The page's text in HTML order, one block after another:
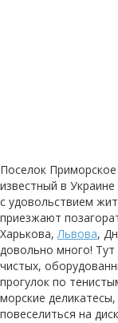
Поселок
известный в
с удовольствием
приезжают
Харькова,Львова,
довольно много!
чистых,
прогулок по
морские
повеселиться на